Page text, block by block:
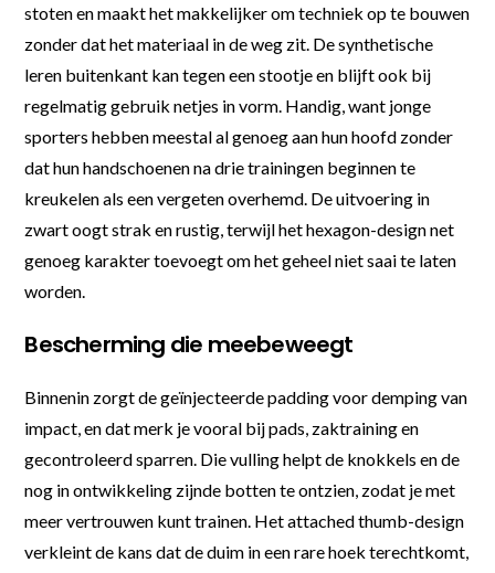
stoten en maakt het makkelijker om techniek op te bouwen
zonder dat het materiaal in de weg zit. De synthetische
leren buitenkant kan tegen een stootje en blijft ook bij
regelmatig gebruik netjes in vorm. Handig, want jonge
sporters hebben meestal al genoeg aan hun hoofd zonder
dat hun handschoenen na drie trainingen beginnen te
kreukelen als een vergeten overhemd. De uitvoering in
zwart oogt strak en rustig, terwijl het hexagon-design net
genoeg karakter toevoegt om het geheel niet saai te laten
worden.
Bescherming die meebeweegt
Binnenin zorgt de geïnjecteerde padding voor demping van
impact, en dat merk je vooral bij pads, zaktraining en
gecontroleerd sparren. Die vulling helpt de knokkels en de
nog in ontwikkeling zijnde botten te ontzien, zodat je met
meer vertrouwen kunt trainen. Het attached thumb-design
verkleint de kans dat de duim in een rare hoek terechtkomt,